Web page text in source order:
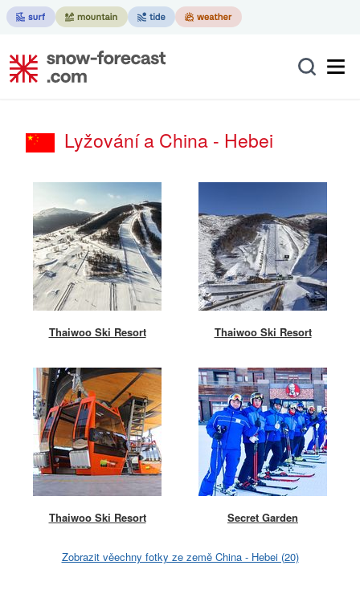
Lyžování a China - Hebei
Thaiwoo Ski Resort Thaiwoo Ski Resort
Thaiwoo Ski Resort Secret Garden
Zobrazit věechny fotky ze země China - Hebei (20)